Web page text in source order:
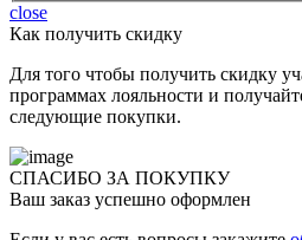
close
Как получить скидку
Для того чтобы получить скидку
программах лояльности и
следующие покупки.
СПАСИБО ЗА ПОКУПКУ
Ваш заказ успешно оформлен